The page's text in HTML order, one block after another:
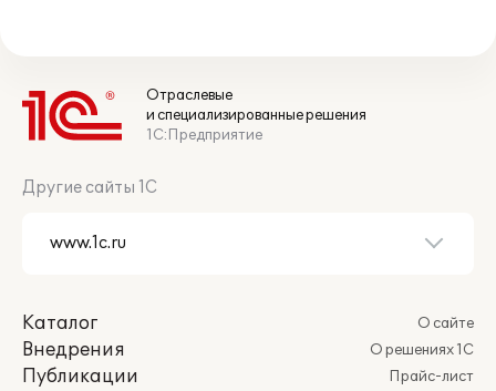
Отраслевые
и специализированные решения
1С:Предприятие
Другие сайты 1С
Каталог
Внедрения
Публикации
О сайте
О решениях 1С
Прайс-лист